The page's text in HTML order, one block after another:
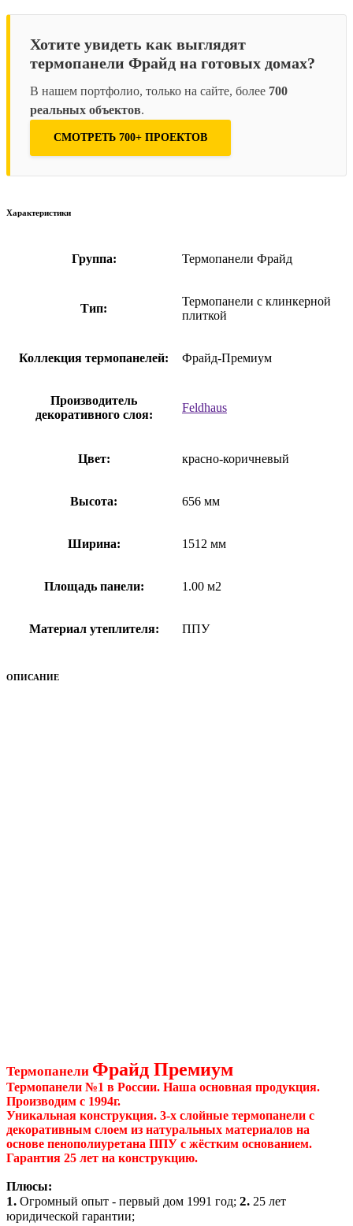
Хотите увидеть как выглядят
термопанели Фрайд на готовых домах?
В нашем портфолио, только на сайте, более 700
реальных объектов.
СМОТРЕТЬ 700+ ПРОЕКТОВ
Характеристики
Группа: Термопанели Фрайд
Тип:
Термопанели с клинкерной
плиткой
Коллекция термопанелей: Фрайд-Премиум
Производитель
декоративного слоя:
Feldhaus
Цвет: красно-коричневый
Высота: 656 мм
Ширина: 1512 мм
Площадь панели: 1.00 м2
Материал утеплителя: ППУ
ОПИСАНИЕ
Термопанели Фрайд Премиум
Термопанели №1 в России. Наша основная продукция.
Производим с 1994г.
Уникальная конструкция. 3-х слойные термопанели с
декоративным слоем из натуральных материалов на
основе пенополиуретана ППУ с жёстким основанием.
Гарантия 25 лет на конструкцию.
Плюсы:
1. Огромный опыт - первый дом 1991 год; 2. 25 лет
юридической гарантии;